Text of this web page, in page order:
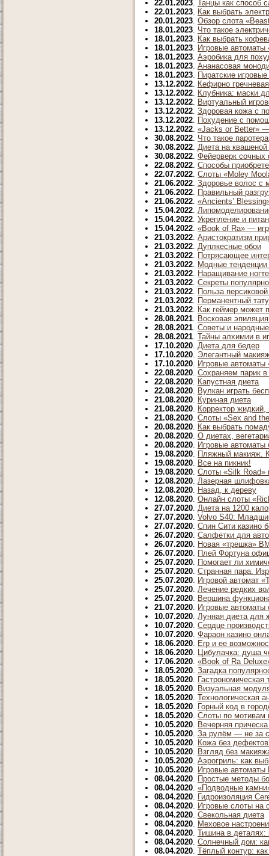
22.01.2023. Танцы как способ
22.01.2023. Как выбрать
20.01.2023. Обзор слота
18.01.2023. Что такое
18.01.2023. Как выбрать
18.01.2023. Игровые автоматы
18.01.2023. Аэробика для
18.01.2023. Ананасовая
18.01.2023. Пиратские
13.12.2022. Кефирно
13.12.2022. Клубника: маски
13.12.2022. Виртуальный
13.12.2022. Здоровая кожа с
13.12.2022. Похудение с
13.12.2022. «Jacks or Better» —
30.08.2022. Что такое
30.08.2022. Диета на квашеной
30.08.2022. Фейерверк сочных
22.08.2022. Способы
22.07.2022. Слоты «Moley
21.06.2022. Здоровье волос с
21.06.2022. Правильный
21.06.2022. «Ancients’
15.04.2022.
15.04.2022. Укрепление и
15.04.2022. «Book of Ra» —
21.03.2022. Аристократизм
21.03.2022. Дуплкесные обои
21.03.2022. Потрясающее
21.03.2022. Модные
21.03.2022. Наращивание
21.03.2022. Секреты
21.03.2022. Польза
21.03.2022. Перманентный
21.03.2022. Как геймер может
28.08.2021. Восковая
28.08.2021. Советы и
28.08.2021. Тайны алхимии в
17.10.2020. Диета для бедер
17.10.2020. Элегантный
17.10.2020. Игровые автоматы
22.08.2020. Сохраняем парик
22.08.2020. Капустная диета
22.08.2020. Вулкан играть
21.08.2020. Куриная диета
21.08.2020. Корректор жидкий,
21.08.2020. Слоты «Sex and
20.08.2020. Как выбрать
20.08.2020. О диетах,
20.08.2020. Игровые автоматы
19.08.2020. Пляжный макияж.
19.08.2020. Все на пикник!
19.08.2020. Слоты «Silk Road»
12.08.2020. Лазерная
12.08.2020. Назад, к дереву
12.08.2020. Онлайн слоты
27.07.2020. Диета на 1200
27.07.2020. Volvo S40:
27.07.2020. Спин Сити казино
26.07.2020. Салфетки для
26.07.2020. Новая «трешка»
26.07.2020. Плей Фортуна
25.07.2020. Помогает ли
25.07.2020. Странная пара.
25.07.2020. Игровой автомат
25.07.2020. Лечение редких
25.07.2020. Вершина
21.07.2020. Игровые автоматы
10.07.2020. Лунная диета для
10.07.2020. Сердце
10.07.2020. Фараон казино
18.06.2020. Erp и ее
18.06.2020. Цибулачка: душа
17.06.2020. «Book of Ra
18.05.2020. Загадка
18.05.2020.
18.05.2020. Визуальная
18.05.2020. Технологическая
18.05.2020. Горный код в
18.05.2020. Слоты по мотивам
10.05.2020. Вечерняя
10.05.2020. За рулём — не за
10.05.2020. Кожа без
10.05.2020. Взгляд без
10.05.2020. Аэрогриль: как
10.05.2020. Игровые автоматы
08.04.2020. Простые методы
08.04.2020. «Подводные
08.04.2020. Гидроизоляция
08.04.2020. Игровые слоты на
08.04.2020. Свекольная диета
08.04.2020. Меховое
08.04.2020. Тишина в деталях:
08.04.2020. Солнечный дом:
08.04.2020. Тёплый контур: